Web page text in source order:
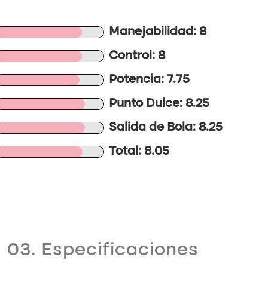
Manejabilidad: 8
Control: 8
Potencia: 7.75
Punto Dulce: 8.25
Salida de Bola: 8.25
Total: 8.05
03. Especificaciones